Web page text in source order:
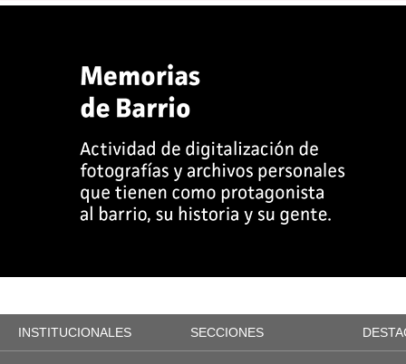
INSTITUCIONALES SECCIONES